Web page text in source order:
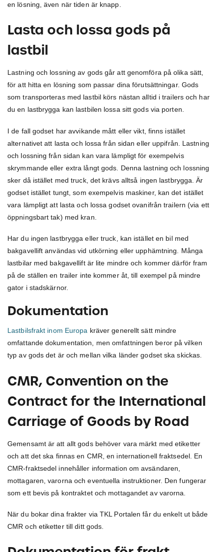
en lösning, även när tiden är knapp.
Lasta och lossa gods på
lastbil
Lastning och lossning av gods går att genomföra på olika sätt,
för att hitta en lösning som passar dina förutsättningar. Gods
som transporteras med lastbil körs nästan alltid i trailers och har
du en lastbrygga kan lastbilen lossa sitt gods via porten.
I de fall godset har avvikande mått eller vikt, finns istället
alternativet att lasta och lossa från sidan eller uppifrån. Lastning
och lossning från sidan kan vara lämpligt för exempelvis
skrymmande eller extra långt gods. Denna lastning och lossning
sker då istället med truck, det krävs alltså ingen lastbrygga. Är
godset istället tungt, som exempelvis maskiner, kan det istället
vara lämpligt att lasta och lossa godset ovanifrån trailern (via ett
öppningsbart tak) med kran.
Har du ingen lastbrygga eller truck, kan istället en bil med
bakgavellift användas vid utkörning eller upphämtning. Många
lastbilar med bakgavellift är lite mindre och kommer därför fram
på de ställen en trailer inte kommer åt, till exempel på mindre
gator i stadskärnor.
Dokumentation
Lastbilsfrakt inom Europa kräver generellt sätt mindre
omfattande dokumentation, men omfattningen beror på vilken
typ av gods det är och mellan vilka länder godset ska skickas.
CMR, Convention on the
Contract for the International
Carriage of Goods by Road
Gemensamt är att allt gods behöver vara märkt med etiketter
och att det ska finnas en CMR, en internationell fraktsedel. En
CMR-fraktsedel innehåller information om avsändaren,
mottagaren, varorna och eventuella instruktioner. Den fungerar
som ett bevis på kontraktet och mottagandet av varorna.
När du bokar dina frakter via TKL Portalen får du enkelt ut både
CMR och etiketter till ditt gods.